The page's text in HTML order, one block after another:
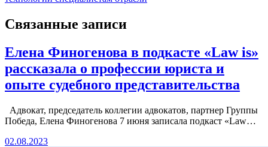
Связанные записи
Елена Финогенова в подкасте «Law is»
рассказала о профессии юриста и
опыте судебного представительства
Адвокат, председатель коллегии адвокатов, партнер Группы
Победа, Елена Финогенова 7 июня записала подкаст «Law…
02.08.2023